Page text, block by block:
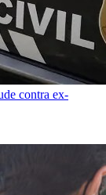
contra ex-